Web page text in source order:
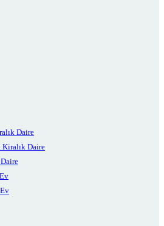
Daire
Kiralık Daire